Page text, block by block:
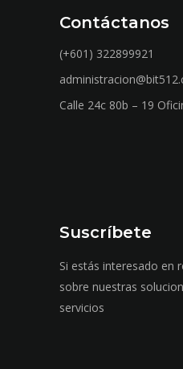
Contáctanos
(+601) 322899921
Calle 24c 80b – 19
Suscríbete
Si estás interesado en
sobre nuestras
servicios